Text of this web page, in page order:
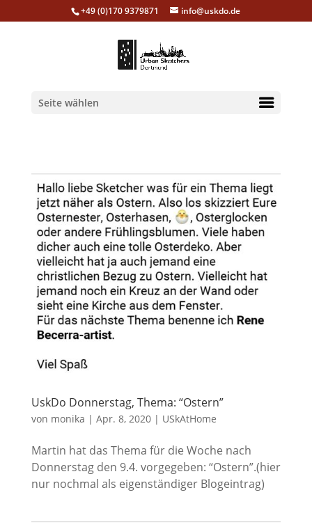
+49 (0)170 9379871 info@uskdo.de
Seite wählen
UskDo Donnerstag, Thema: “Ostern”
von monika | Apr. 8, 2020| USkAtHome
Martin hat das Thema für die Woche nach
Donnerstag den 9.4. vorgegeben: “Ostern”.(hier
nur nochmal als eigenständiger Blogeintrag)